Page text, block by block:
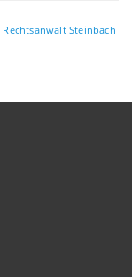
Rechtsanwalt Steinbach